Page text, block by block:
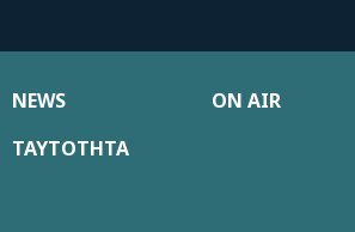
NEWS ON AIR
ΤΑΥΤΟΤΗΤΑ